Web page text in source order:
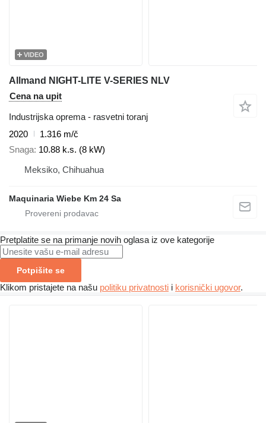
VIDEO
Allmand NIGHT-LITE V-SERIES NLV
Cena na upit
Industrijska oprema - rasvetni toranj
2020
1.316 m/č
Snaga 10.88 k.s. (8 kW)
Meksiko, Chihuahua
Maquinaria Wiebe Km 24 Sa
Pretplatite se na primanje novih oglasa iz ove kategorije
Potpišite se
Klikom pristajete na našu politiku privatnosti i korisnički ugovor.